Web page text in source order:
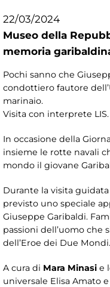
22/03/2024
Museo della
memoria
Pochi sanno che
condottiero fautore
marinaio.
Visita con interprete LIS.
In occasione della
insieme le rotte navali
mondo il giovane
Durante la visita
previsto uno speciale
Giuseppe Garibaldi.
passioni dell’uomo che
dell’Eroe dei Due Mondi.
A cura di Mara Minasi e
universale Elisa Amato